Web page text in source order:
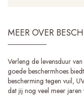
MEER OVER
Verleng de levensduur
goede beschermhoes
bescherming tegen vuil,
dat jij nog veel meer jaren